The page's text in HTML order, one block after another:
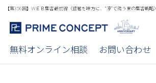
【第356回】ＷＥＢ集客最前線（猛暑を味方に、“涼”で誘う夏の集客戦略）
無料オンライン相談 お問い合わせ